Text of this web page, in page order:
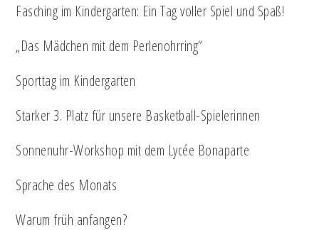
Fasching im Kindergarten: Ein Tag voller Spiel und Spaß!
„Das Mädchen mit dem Perlenohrring“
Sporttag im Kindergarten
Starker 3. Platz für unsere Basketball-Spielerinnen
Sonnenuhr-Workshop mit dem Lycée Bonaparte
Sprache des Monats
Warum früh anfangen?